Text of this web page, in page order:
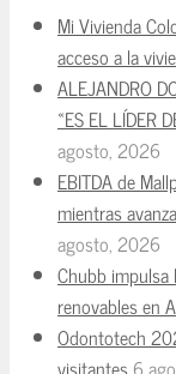
Mi Vivienda
acceso a la
ALEJANDRO
«ES EL LÍDER
agosto, 2026
EBITDA de
mientras
agosto, 2026
Chubb impulsa
renovables en
Odontotech